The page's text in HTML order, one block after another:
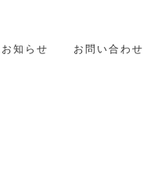
お知らせ お問い合わせ